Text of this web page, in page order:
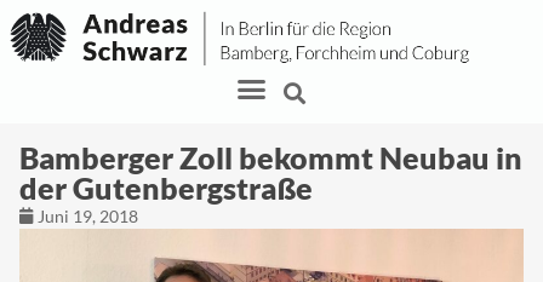
Bamberger Zoll bekommt Neubau in
der Gutenbergstraße
Juni 19, 2018